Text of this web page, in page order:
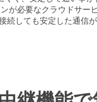
が必要なクラウドサ
続しても安定した通信